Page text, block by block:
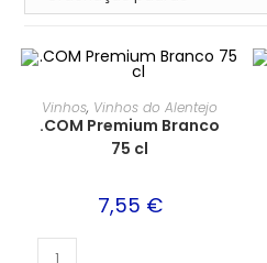
Vinhos, Vinhos do Alentejo
.COM Premium Branco
75 cl
7,55 €